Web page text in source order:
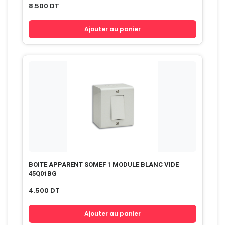
8.500 DT
Ajouter au panier
BOITE APPARENT SOMEF 1 MODULE BLANC VIDE
45Q01BG
4.500 DT
Ajouter au panier